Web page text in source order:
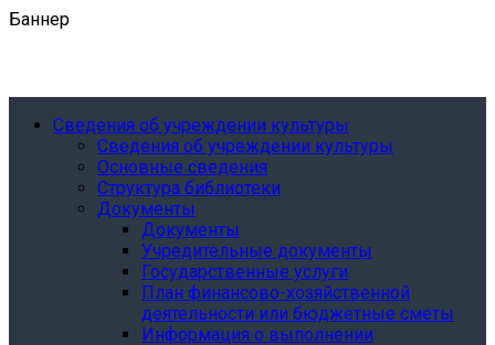
Баннер
Сведения об учреждении культуры
Сведения об учреждении культуры
Основные сведения
Структура библиотеки
Документы
Документы
Учредительные документы
Государственные услуги
План финансово-хозяйственной
деятельности или бюджетные сметы
Информация о выполнении